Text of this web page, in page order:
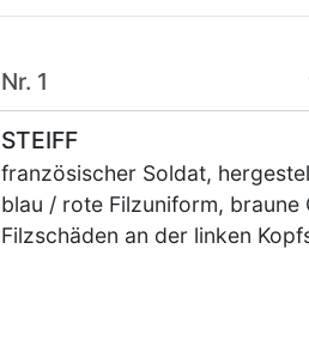
Nr. 1
STEIFF
französischer Soldat,
blau / rote Filzuniform, braune
Filzschäden an der linken